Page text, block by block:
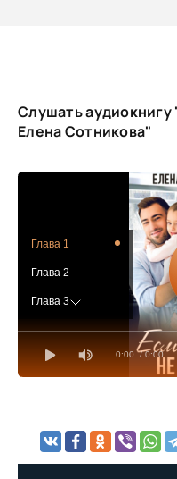
Слушать аудиокнигу
Елена Сотникова"
0:00 / 0:00
Глава 1
Глава 2
Глава 3
Глава 4
Глава 5
Глава 8